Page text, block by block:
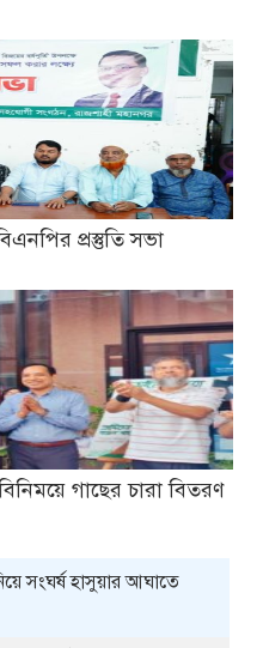
প্রস্তুতি সভা
বিনিময়ে গাছের চারা বিতরণ
সংঘর্ষ হাসুয়ার আঘাতে